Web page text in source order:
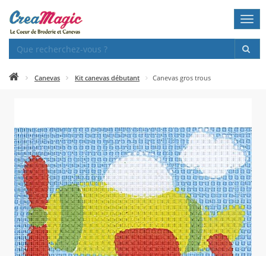
Canevas Kit canevas débutant Canevas gros trous